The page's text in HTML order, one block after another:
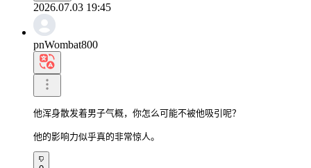
2026.07.03 19:45
pnWombat800
他浑身散发着男子气概，你怎么可能不被他吸引呢？
他的影响力似乎真的非常惊人。